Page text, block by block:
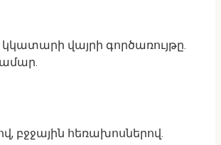
վայրի գործառույթը.
բջջային հեռախոսներով.